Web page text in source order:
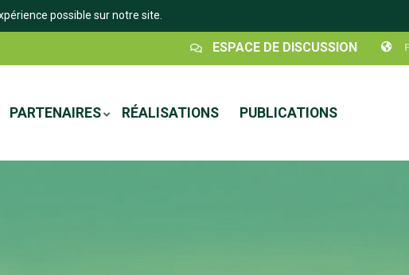
possible sur notre site.
Espace
Discussion
ESPACE DE DISCUSSION
PARTENAIRES RÉALISATIONS PUBLICATIONS